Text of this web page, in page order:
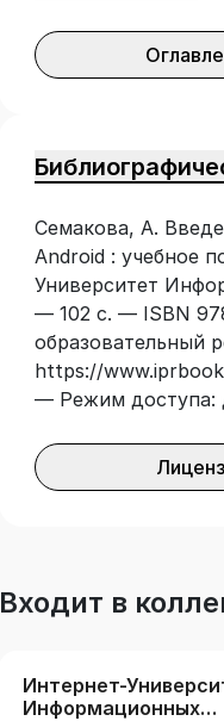
Семакова, А.
Android : учебное
Университет
— 102 с. — ISBN
образовательный
https://
— Режим доступа:
Входит в
Интернет-
Информационных